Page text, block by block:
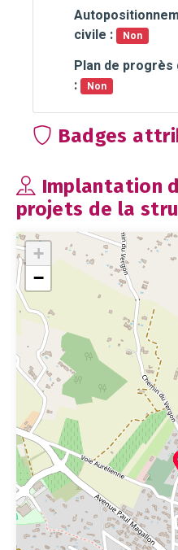
civile :
Non
Plan de
:
Non
Badges
Implantation
projets de la
+
−